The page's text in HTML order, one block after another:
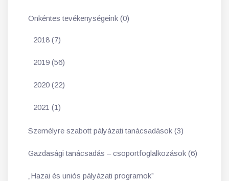
Önkéntes tevékenységeink (0)
2018 (7)
2019 (56)
2020 (22)
2021 (1)
Személyre szabott pályázati tanácsadások (3)
Gazdasági tanácsadás – csoportfoglalkozások (6)
„Hazai és uniós pályázati programok”